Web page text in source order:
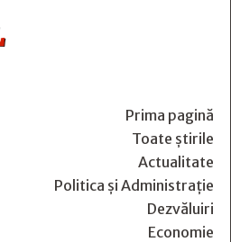
Prima pagină
Toate știrile
Actualitate
Politica și Administrație
Dezvăluiri
Economie